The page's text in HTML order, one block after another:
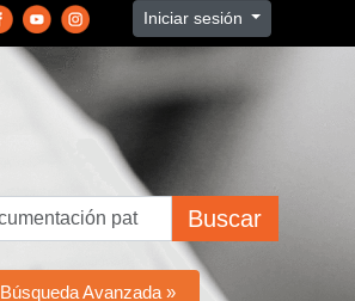
Iniciar sesión
Buscar
Búsqueda Avanzada »